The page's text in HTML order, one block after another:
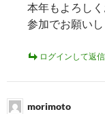
本年もよろしく
参加でお願いし
ログインして返
morimoto